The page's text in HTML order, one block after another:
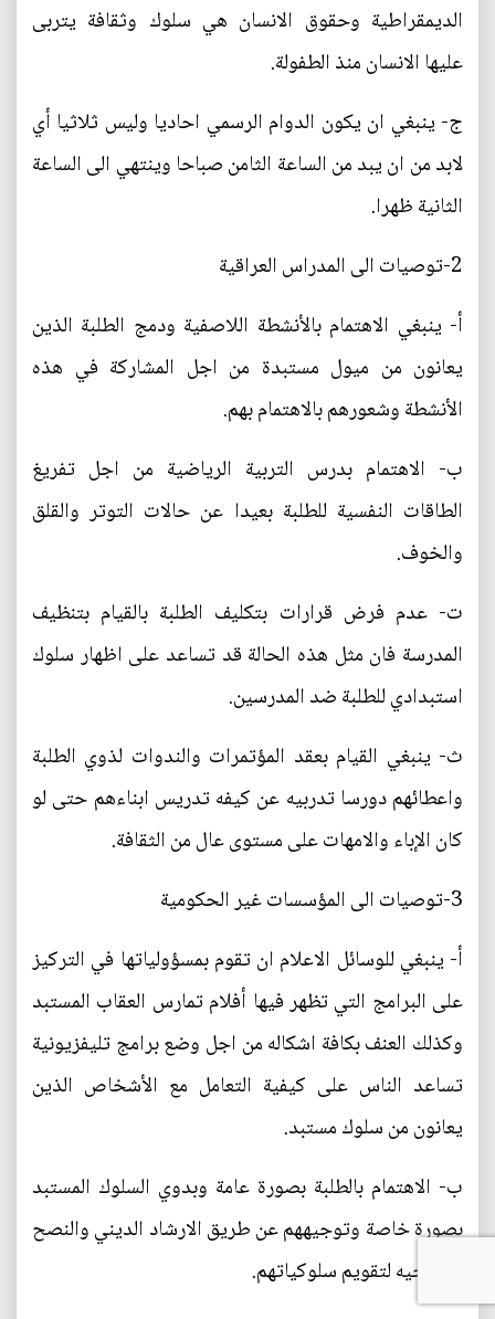
الديمقراطية وحقوق الانسان هي سلوك وثقافة يتربى
عليها الانسان منذ الطفولة.
ج‌- ينبغي ان يكون الدوام الرسمي احاديا وليس ثلاثيا أي
لابد من ان يبد من الساعة الثامن صباحا وينتهي الى الساعة
الثانية ظهرا.
2-توصيات الى المدراس العراقية
أ‌- ينبغي الاهتمام بالأنشطة اللاصفية ودمج الطلبة الذين
يعانون من ميول مستبدة من اجل المشاركة في هذه
الأنشطة وشعورهم بالاهتمام بهم.
ب‌- الاهتمام بدرس التربية الرياضية من اجل تفريغ
الطاقات النفسية للطلبة بعيدا عن حالات التوتر والقلق
والخوف.
ت‌- عدم فرض قرارات بتكليف الطلبة بالقيام بتنظيف
المدرسة فان مثل هذه الحالة قد تساعد على اظهار سلوك
استبدادي للطلبة ضد المدرسين.
ث‌- ينبغي القيام بعقد المؤتمرات والندوات لذوي الطلبة
واعطائهم دورسا تدربيه عن كيفه تدريس ابناءهم حتى لو
كان الإباء والامهات على مستوى عال من الثقافة.
3-توصيات الى المؤسسات غير الحكومية
أ‌- ينبغي للوسائل الاعلام ان تقوم بمسؤولياتها في التركيز
على البرامج التي تظهر فيها أفلام تمارس العقاب المستبد
وكذلك العنف بكافة اشكاله من اجل وضع برامج تليفزيونية
تساعد الناس على كيفية التعامل مع الأشخاص الذين
يعانون من سلوك مستبد.
ب‌- الاهتمام بالطلبة بصورة عامة وبدوي السلوك المستبد
بصورة خاصة وتوجيههم عن طريق الارشاد الديني والنصح
والتوجيه لتقويم سلوكياتهم.